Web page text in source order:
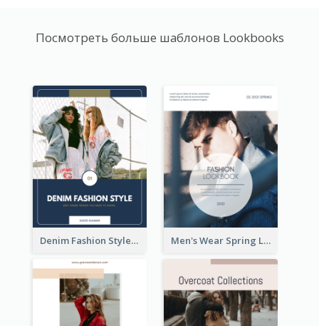
Посмотреть больше шаблонов Lookbooks
Denim Fashion Style Lookbook Men's Wear Spring Lookbook